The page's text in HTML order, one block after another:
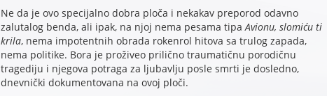
Ne da je ovo specijalno dobra ploča i nekakav preporod odavno
zalutalog benda, ali ipak, na njoj nema pesama tipaAvionu, slomiću ti
krila, nema impotentnih obrada rokenrol hitova sa trulog zapada,
nema politike. Bora je proživeo prilično traumatičnu porodičnu
tragediju i njegova potraga za ljubavlju posle smrti je dosledno,
dnevnički dokumentovana na ovoj ploči.